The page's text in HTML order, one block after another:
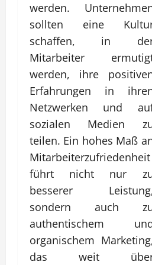
werden.
sollten eine
schaffen, in
Mitarbeiter
werden, ihre
Erfahrungen in
Netzwerken und
sozialen Medien
teilen. Ein hohes Maß
Mitarbeiterzufriedenheit
führt nicht nur
besserer
sondern auch
authentischem
organischem
das weit